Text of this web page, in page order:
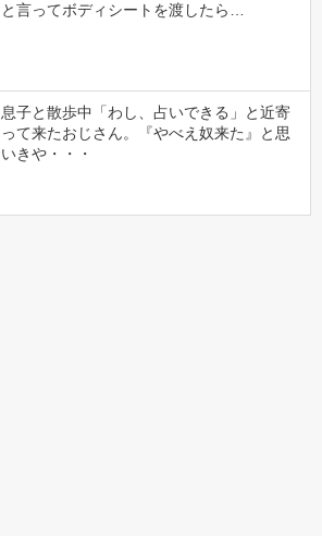
と言ってボディシートを渡したら…
息子と散歩中「わし、占いできる」と近寄
って来たおじさん。『やべえ奴来た』と思
いきや・・・